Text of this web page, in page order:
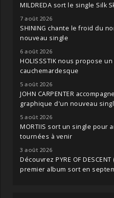
MILDREDA sort le single Silk
7 août 2026
SHINING chante le froid du
nouveau single
6 août 2026
HOLISSSTIK nous propose
cauchemardesque
5 août 2026
JOHN CARPENTER
graphique d'un nouveau
5 août 2026
MORTIIS sort un single pour
tournées à venir
3 août 2026
Découvrez PYRE OF
premier album sort en